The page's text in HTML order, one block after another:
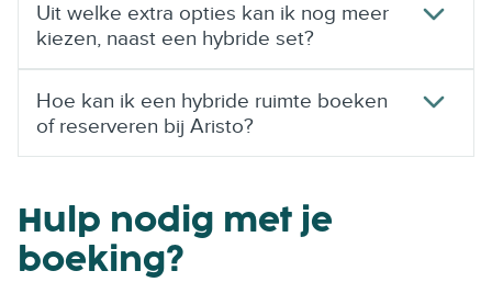
Uit welke extra opties kan ik nog meer
kiezen, naast een hybride set?
Hoe kan ik een hybride ruimte boeken
of reserveren bij Aristo?
Hulp nodig met je
boeking?